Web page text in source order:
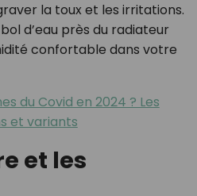
la toux et les irritations.
d’eau près du radiateur
confortable dans votre
du Covid en 2024 ? Les
et variants
et les